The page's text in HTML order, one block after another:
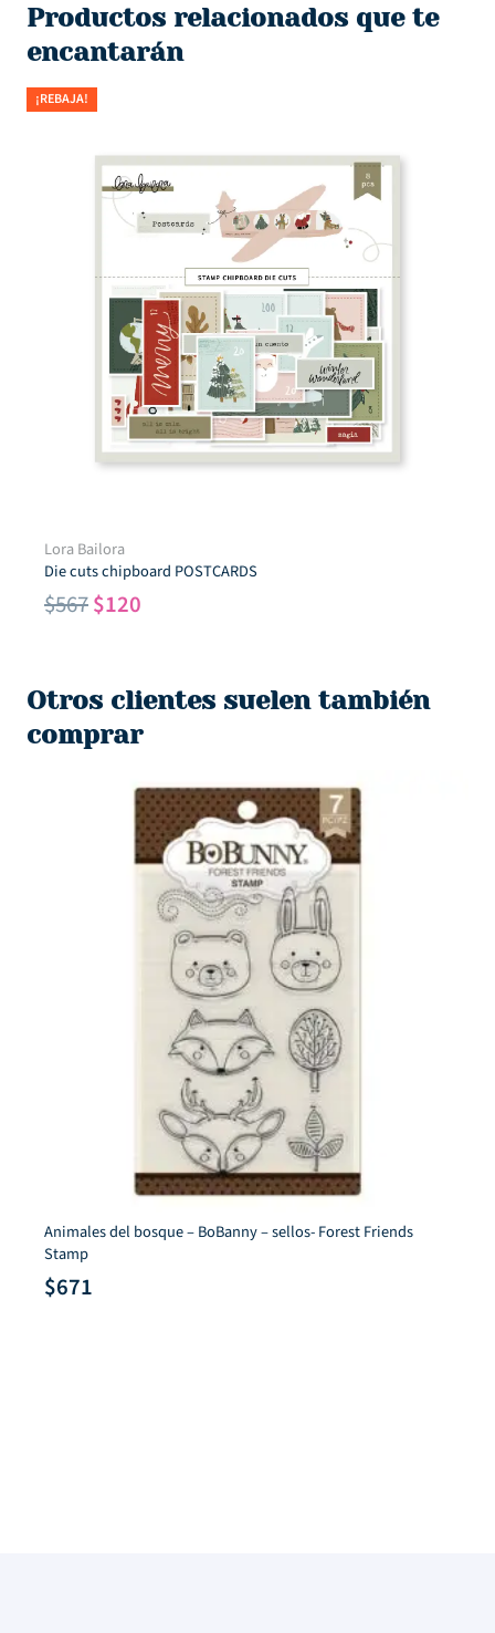
Productos relacionados que te
encantarán
¡REBAJA!
Lora Bailora
Die cuts chipboard POSTCARDS
$567El
era:
$567.
$120
es:
$120.
Otros clientes suelen también
comprar
Animales del bosque – BoBanny – sellos- Forest Friends
Stamp
$671